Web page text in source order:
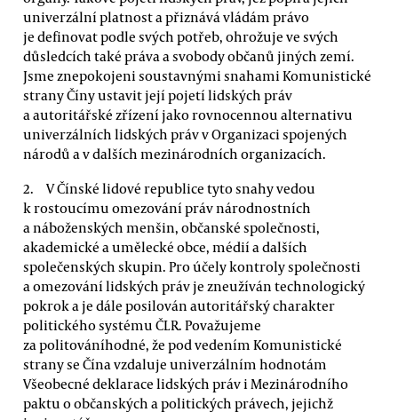
univerzální platnost a přiznává vládám právo
je definovat podle svých potřeb, ohrožuje ve svých
důsledcích také práva a svobody občanů jiných zemí.
Jsme znepokojeni soustavnými snahami Komunistické
strany Číny ustavit její pojetí lidských práv
a autoritářské zřízení jako rovnocennou alternativu
univerzálních lidských práv v Organizaci spojených
národů a v dalších mezinárodních organizacích.
V Čínské lidové republice tyto snahy vedou
k rostoucímu omezování práv národnostních
a náboženských menšin, občanské společnosti,
akademické a umělecké obce, médií a dalších
společenských skupin. Pro účely kontroly společnosti
a omezování lidských práv je zneužíván technologický
pokrok a je dále posilován autoritářský charakter
politického systému ČLR. Považujeme
za politováníhodné, že pod vedením Komunistické
strany se Čína vzdaluje univerzálním hodnotám
Všeobecné deklarace lidských práv i Mezinárodního
paktu o občanských a politických právech, jejichž